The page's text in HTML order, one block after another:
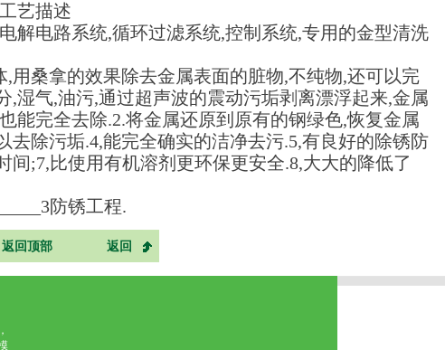
艺描述
电解电路系统,循环过滤系统,控制系统,专用的金型清洗
,用桑拿的效果除去金属表面的脏物,不纯物,还可以完
,湿气,油污,通过超声波的震动污垢剥离漂浮起来,金属
能完全去除.2.将金属还原到原有的钢绿色,恢复金属
去除污垢.4,能完全确实的洁净去污.5,有良好的除锈防
间;7,比使用有机溶剂更环保更安全.8,大大的降低了
防锈工程.
返回顶部 返回